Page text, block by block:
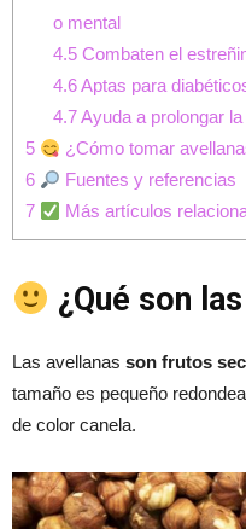
o mental
4.5Combaten el
4.6Aptas para
4.7Ayuda a prolongar
5
¿Cómo tomar
6
Fuentes y referencias
7
Más artículos
¿Qué son
Las avellanas son frutos
tamaño es pequeño
de color canela.